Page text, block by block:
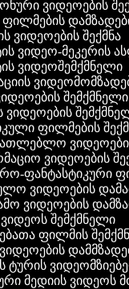
ვიდეოების
ფილმების
ვიდეოების შექმნა
ვიდეო-მეკერის
ვიდეოშემქმნელი
შემქმნელი
ვიდეოების
ფილმების
ვიდეოების
ფანტასტიკური
ვიდეოების
ვიდეოების
ვიდეოს შემქმნელი
ფილმის
ვიდეოების
ტურის
მედიის ვიდეოს